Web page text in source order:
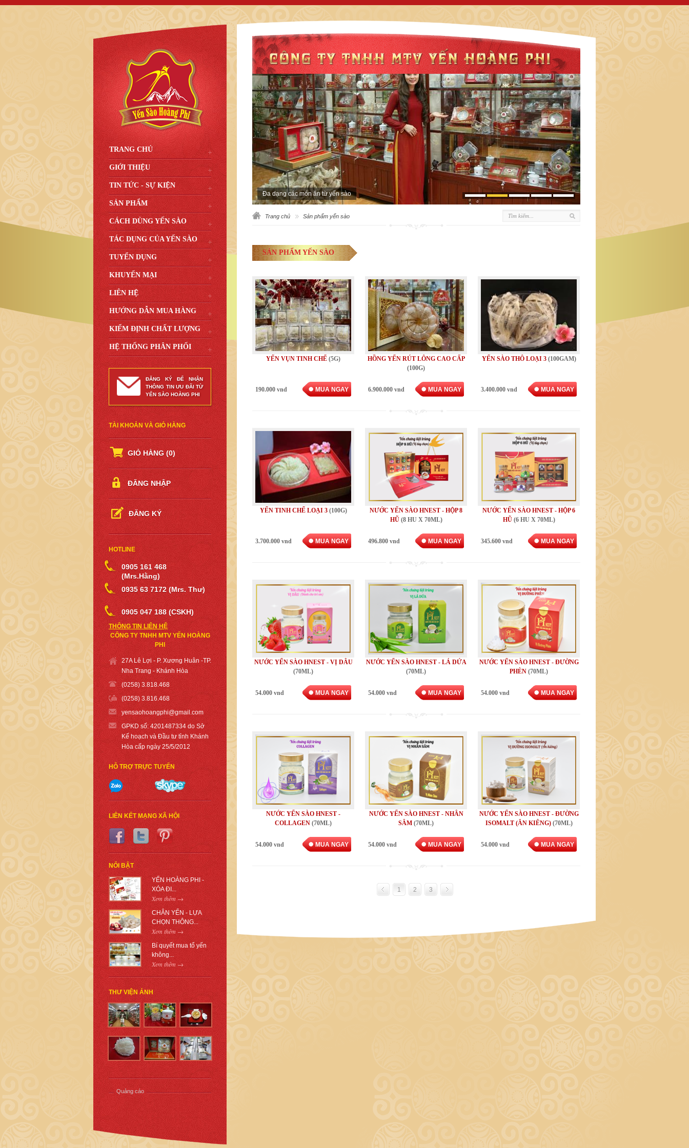
Đa dạng các món ăn từ yến sào
Trang chủ Sản phẩm yến sào
SẢN PHẨM YẾN SÀO
YẾN VỤN TINH CHẾ (5G)
190.000 vnd MUA NGAY
HỒNG YẾN RÚT LÔNG CAO CẤP
(100G)
6.900.000 vnd MUA NGAY
YẾN SÀO THÔ LOẠI 3 (100GAM)
3.400.000 vnd MUA NGAY
YẾN TINH CHẾ LOẠI 3 (100G)
3.700.000 vnd MUA NGAY
NƯỚC YẾN SÀO HNEST - HỘP 8
HŨ (8 HU X 70ML)
496.800 vnd MUA NGAY
NƯỚC YẾN SÀO HNEST - HỘP 6
HŨ (6 HU X 70ML)
345.600 vnd MUA NGAY
NƯỚC YẾN SÀO HNEST - VỊ DÂU
(70ML)
54.000 vnd MUA NGAY
NƯỚC YẾN SÀO HNEST - LÁ DỨA
(70ML)
54.000 vnd MUA NGAY
NƯỚC YẾN SÀO HNEST - ĐƯỜNG
PHÈN (70ML)
54.000 vnd MUA NGAY
NƯỚC YẾN SÀO HNEST -
COLLAGEN (70ML)
54.000 vnd MUA NGAY
NƯỚC YẾN SÀO HNEST - NHÂN
SÂM (70ML)
54.000 vnd MUA NGAY
NƯỚC YẾN SÀO HNEST - ĐƯỜNG
ISOMALT (ĂN KIÊNG) (70ML)
54.000 vnd MUA NGAY
1 2 3
TRANG CHỦ
GIỚI THIỆU
TIN TỨC - SỰ KIỆN
SẢN PHẨM
CÁCH DÙNG YẾN SÀO
TÁC DỤNG CỦA YẾN SÀO
TUYỂN DỤNG
KHUYẾN MẠI
LIÊN HỆ
HƯỚNG DẪN MUA HÀNG
KIỂM ĐỊNH CHẤT LƯỢNG
HỆ THỐNG PHÂN PHỐI
ĐĂNG KÝ ĐỂ NHẬN
THÔNG TIN ƯU ĐÃI TỪ
YẾN SÀO HOÀNG PHI
TÀI KHOẢN VÀ GIỎ HÀNG
GIỎ HÀNG (0)
ĐĂNG NHẬP
ĐĂNG KÝ
HOTLINE
0905 161 468
(Mrs.Hằng)
0935 63 7172 (Mrs. Thư)
0905 047 188 (CSKH)
THÔNG TIN LIÊN HỆ
CÔNG TY TNHH MTV YẾN HOÀNG
PHI
27A Lê Lợi - P. Xương Huân -TP.
Nha Trang - Khánh Hòa
(0258) 3.818.468
(0258) 3.816.468
yensaohoangphi@gmail.com
GPKD số: 4201487334 do Sở
Kế hoạch và Đầu tư tỉnh Khánh
Hòa cấp ngày 25/5/2012
HỖ TRỢ TRỰC TUYẾN
LIÊN KẾT MẠNG XÃ HỘI
NỔI BẬT
YẾN HOÀNG PHI -
XÓA ĐI...
Xem thêm →
CHÂN YẾN - LỰA
CHỌN THÔNG...
Xem thêm →
Bí quyết mua tổ yến
không...
Xem thêm →
THƯ VIỆN ẢNH
Quảng cáo